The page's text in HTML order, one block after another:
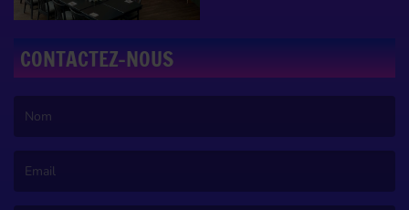
CONTACTEZ-NOUS